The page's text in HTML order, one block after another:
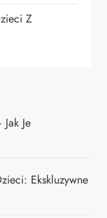
Z
Je
Ekskluzywne